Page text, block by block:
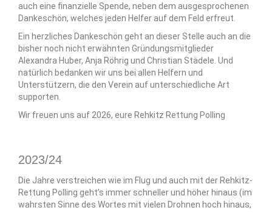
auch eine finanzielle Spende, neben dem ausgesprochenen
Dankeschön, welches jeden Helfer auf dem Feld erfreut.
Ein herzliches Dankeschön geht an dieser Stelle auch an die
bisher noch nicht erwähnten Gründungsmitglieder
Alexandra Huber, Anja Röhrig und Christian Städele. Und
natürlich bedanken wir uns bei allen Helfern und
Unterstützern, die den Verein auf unterschiedliche Art
supporten.
Wir freuen uns auf 2026, eure Rehkitz Rettung Polling
2023/24
Die Jahre verstreichen wie im Flug und auch mit der Rehkitz-
Rettung Polling geht’s immer schneller und höher hinaus (im
wahrsten Sinne des Wortes mit vielen Drohnen hoch hinaus,